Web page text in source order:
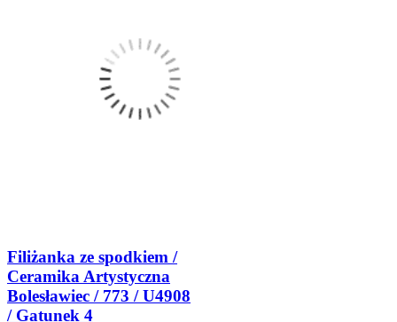
Filiżanka ze spodkiem /
Ceramika Artystyczna
Bolesławiec / 773 / U4908
/ Gatunek 4